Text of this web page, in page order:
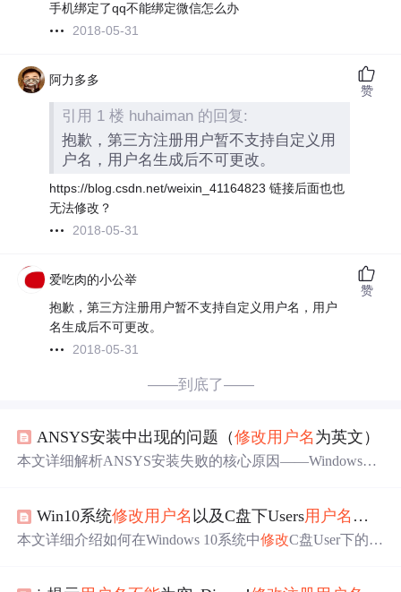
手机绑定了qq不能绑定微信怎么办
2018-05-31
阿力多多
引用 1 楼 huhaiman 的回复:
抱歉，第三方注册用户暂不支持自定义用
户名，用户名生成后不可更改。
https://blog.csdn.net/weixin_41164823 链接后面也也
无法修改？
2018-05-31
赞
爱吃肉的小公举
抱歉，第三方注册用户暂不支持自定义用户名，用户
名生成后不可更改。
2018-05-31
赞
——到底了——
ANSYS安装中出现的问题（修改用户名 为英文）
本文详细解析ANSYS安装失败的核心原因——Windows系
级管理员账户重命名用户文件夹、修改注册表ProfileList
项，并彻底清理残留文件、注册表项与环境变量，实现AN
Win10系统修改用户名 以及C盘下Users用户名 实操
本文详细介绍如何在Windows 10系统中修改C盘User下的用